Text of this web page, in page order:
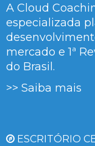
A Cloud
especializada
mercado e 1ª
do Brasil.
>> Saiba mais
ESCRITÓRIO